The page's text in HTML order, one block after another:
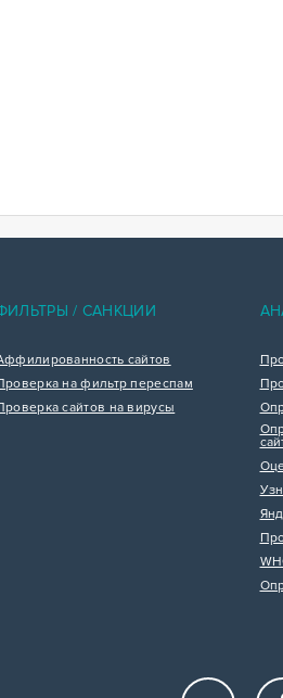
/ САНКЦИИ
сайтов
на фильтр переспам
сайтов на вирусы